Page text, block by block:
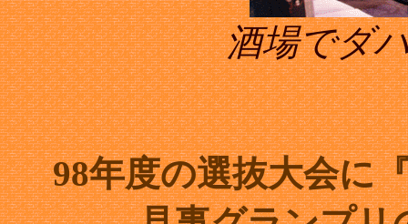
酒場でダ
98年度の選抜大会に